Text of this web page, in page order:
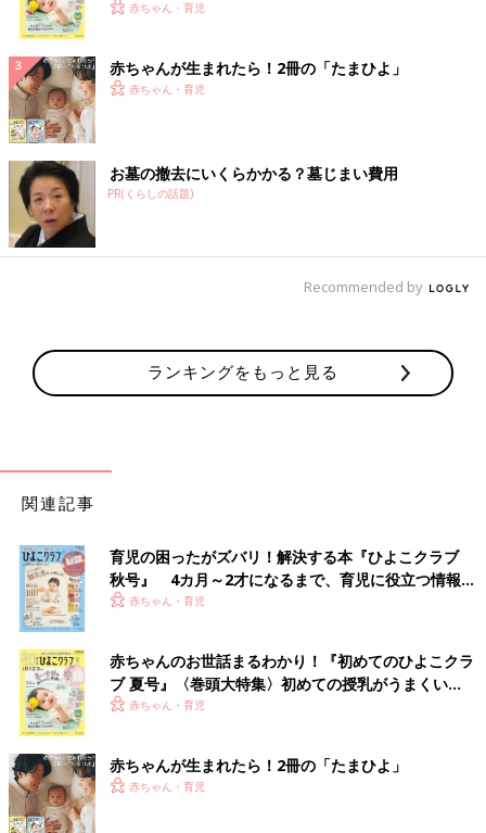
く！ おっぱい・ミルクの基本と夏のトラブル 解決テ
赤ちゃん・育児
赤ちゃんが生まれたら！2冊の「たまひよ」
赤ちゃん・育児
お墓の撤去にいくらかかる？墓じまい費用
PR(くらしの話題)
Recommended by
ランキングをもっと見る
関連記事
育児の困ったがズバリ！解決する本『ひよこクラブ
秋号』 4カ月～2才になるまで、育児に役立つ情報が
いっぱい！
赤ちゃん・育児
赤ちゃんのお世話まるわかり！『初めてのひよこクラ
ブ 夏号』〈巻頭大特集〉初めての授乳がうまくい
く！ おっぱい・ミルクの基本と夏のトラブル 解決テ
赤ちゃん・育児
赤ちゃんが生まれたら！2冊の「たまひよ」
赤ちゃん・育児